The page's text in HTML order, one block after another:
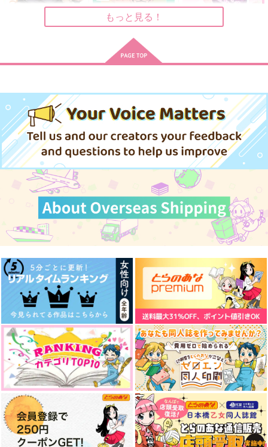
九十九由基×脹相
サンプル サンプル
作品詳細
釘崎野薔薇
サンプル
787円（税込）
サンプル
作品詳細
name.
木枯らしキャンプ
1,100円
サンプル
作品詳細
双方に重い
LiLi
（税込）
サンプル
作品詳細
もん式
専売 707 （税込）
呪術廻戦
脹相×虎杖悠仁
サンプル
カート
燕鵠茶
専売 330円（税込）
虎杖悠仁×脹相
LEMONIST
専売 787円（税込）
呪術廻戦
虎杖悠仁×脹相
サンプル
天の鐘は二度鳴らない
Crescent
専売 880円（税込）
呪術廻戦
虎杖悠仁×脹相
サンプル
ちょいたシール
こんにゃろう
専売 715 （税込）
呪術廻戦
脹相×虎杖悠仁
サンプル
うじゃうじゃ美味しー
る
桃缶
238円（税込）
呪術廻戦
虎杖悠仁
脹相
サンプル
もっと見る！